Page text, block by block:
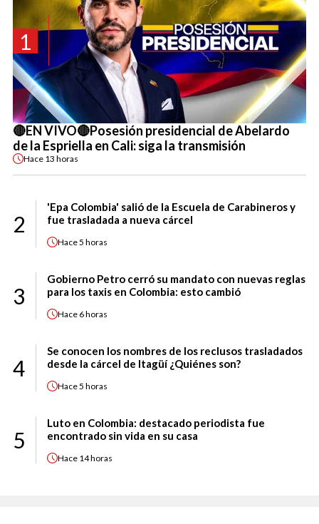
1
🔴EN VIVO🔴Posesión presidencial de Abelardo
de la Espriella en Cali: siga la transmisión
Hace 13 horas
2
'Epa Colombia' salió de la Escuela de Carabineros y
fue trasladada a nueva cárcel
Hace5 horas
3
Gobierno Petro cerró su mandato con nuevas reglas
para los taxis en Colombia: esto cambió
Hace 6 horas
4
Se conocen los nombres de los reclusos trasladados
desde la cárcel de Itagüí ¿Quiénes son?
Hace5 horas
5
Luto en Colombia: destacado periodista fue
encontrado sin vida en su casa
Hace 14 horas